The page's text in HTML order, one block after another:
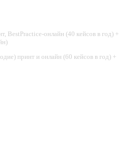
BestPractice-онлайн (40 кейсов в год) +
принт и онлайн (60 кейсов в год) +